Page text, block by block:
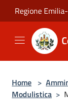
Salta al contenuto
Regione
Home >
Modulistica >